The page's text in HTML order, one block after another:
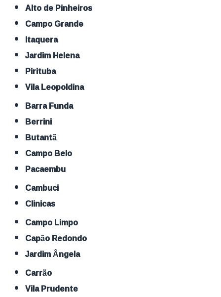
Alto de Pinheiros
Campo Grande
Itaquera
Jardim Helena
Pirituba
Vila Leopoldina
Barra Funda
Berrini
Butantã
Campo Belo
Pacaembu
Cambuci
Clinicas
Campo Limpo
Capão Redondo
Jardim Ângela
Carrão
Vila Prudente